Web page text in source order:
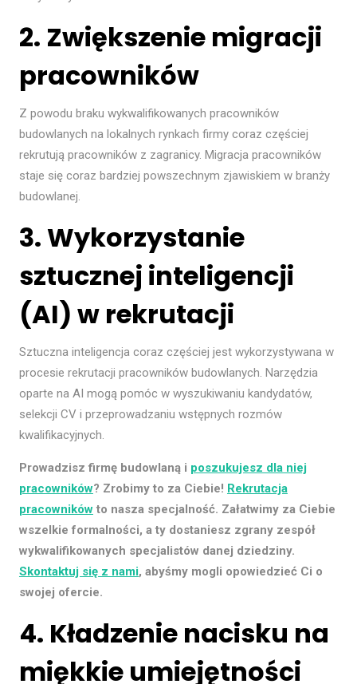
2. Zwiększenie migracji
pracowników
Z powodu braku wykwalifikowanych pracowników
budowlanych na lokalnych rynkach firmy coraz częściej
rekrutują pracowników z zagranicy. Migracja pracowników
staje się coraz bardziej powszechnym zjawiskiem w branży
budowlanej.
3. Wykorzystanie
sztucznej inteligencji
(AI) w rekrutacji
Sztuczna inteligencja coraz częściej jest wykorzystywana w
procesie rekrutacji pracowników budowlanych. Narzędzia
oparte na AI mogą pomóc w wyszukiwaniu kandydatów,
selekcji CV i przeprowadzaniu wstępnych rozmów
kwalifikacyjnych.
Prowadzisz firmę budowlaną i poszukujesz dla niej
pracowników? Zrobimy to za Ciebie! Rekrutacja
pracownikówto nasza specjalność. Załatwimy za Ciebie
wszelkie formalności, a ty dostaniesz zgrany zespół
wykwalifikowanych specjalistów danej dziedziny.
Skontaktuj się z nami, abyśmy mogli opowiedzieć Ci o
swojej ofercie.
4. Kładzenie nacisku na
miękkie umiejętności